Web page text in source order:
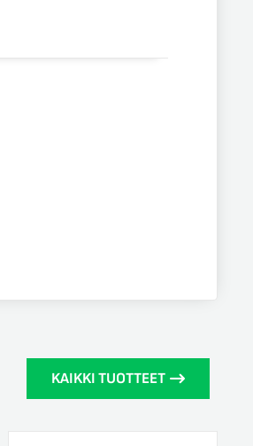
KAIKKI TUOTTEET